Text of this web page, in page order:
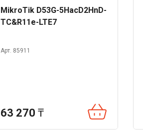
MikroTik D53G-5HacD2HnD-
TC&R11e-LTE7
Арт. 85911
63 270 ₸